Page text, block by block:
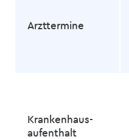
Arzttermine
Krankenhaus­
aufenthalt